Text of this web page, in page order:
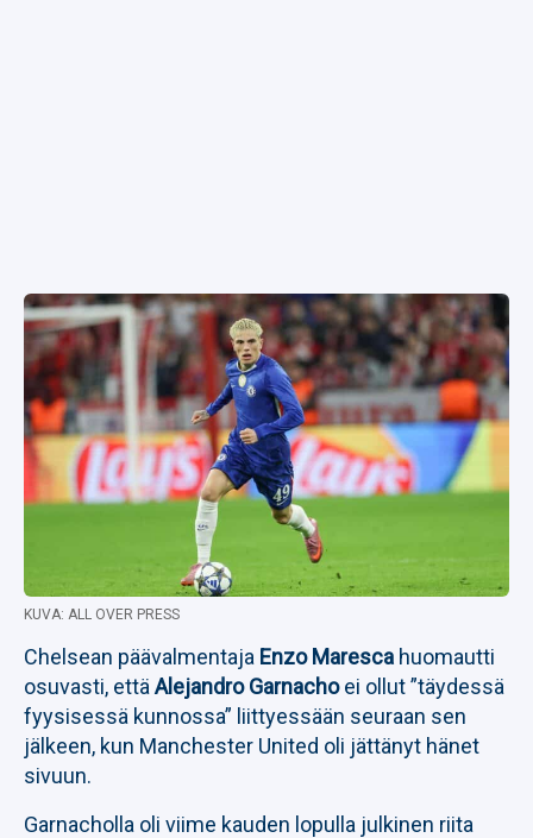
KUVA: ALL OVER PRESS
Chelsean päävalmentaja Enzo Maresca huomautti
osuvasti, että Alejandro Garnachoei ollut ”täydessä
fyysisessä kunnossa” liittyessään seuraan sen
jälkeen, kun Manchester United oli jättänyt hänet
sivuun.
Garnacholla oli viime kauden lopulla julkinen riita